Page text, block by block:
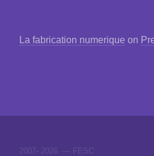
La fabrication numerique on
2007- 2026 — FESC